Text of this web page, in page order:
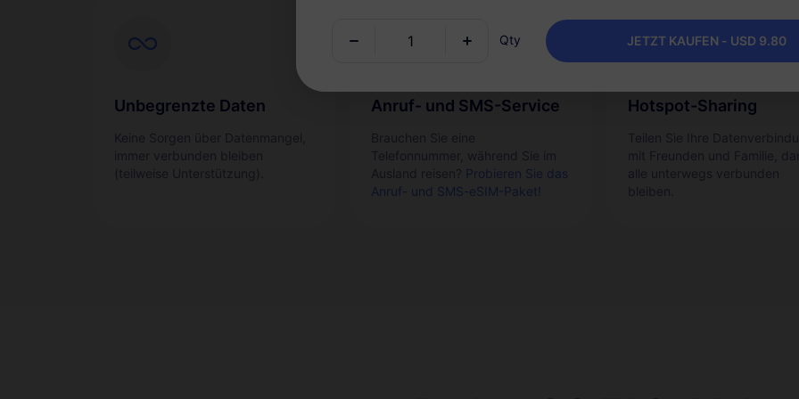
Unbegrenzte Daten Anruf- und SMS-Service
Probieren Sie das
Anruf- und SMS-eSIM-Paket!
Hotspot-Sharing
Qty JETZT KAUFEN - USD 9.80